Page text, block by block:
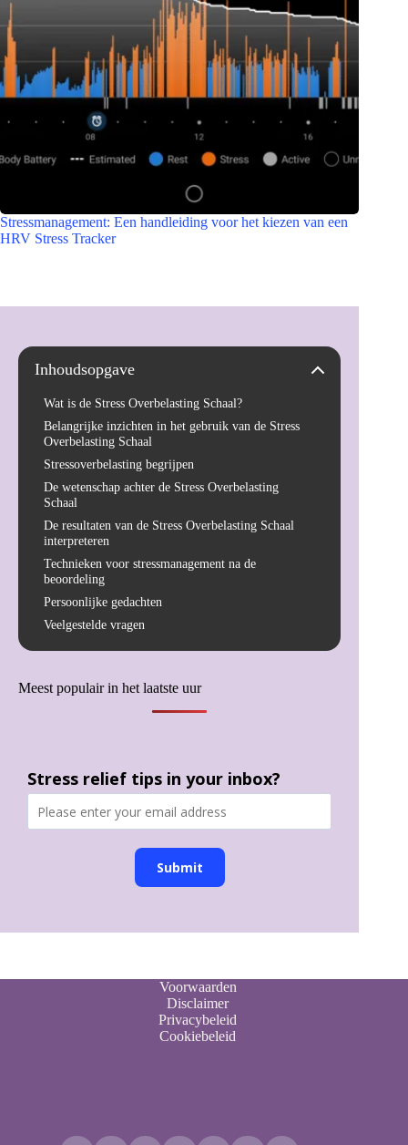
Stressmanagement: Een handleiding voor het kiezen van een
HRV Stress Tracker
Inhoudsopgave
Wat is de Stress Overbelasting Schaal?
Belangrijke inzichten in het gebruik van de Stress
Overbelasting Schaal
Stressoverbelasting begrijpen
De wetenschap achter de Stress Overbelasting
Schaal
De resultaten van de Stress Overbelasting Schaal
interpreteren
Technieken voor stressmanagement na de
beoordeling
Persoonlijke gedachten
Veelgestelde vragen
Meest populair in het laatste uur
Stress relief tips in your inbox?
Submit
Voorwaarden
Disclaimer
Privacybeleid
Cookiebeleid